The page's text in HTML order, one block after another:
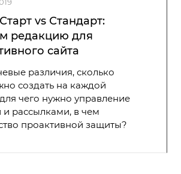
vs Стандарт:
редакцию для
сайта
различия, сколько
создать на каждой
чего нужно управление
и рассылками, в чем
проактивной защиты?